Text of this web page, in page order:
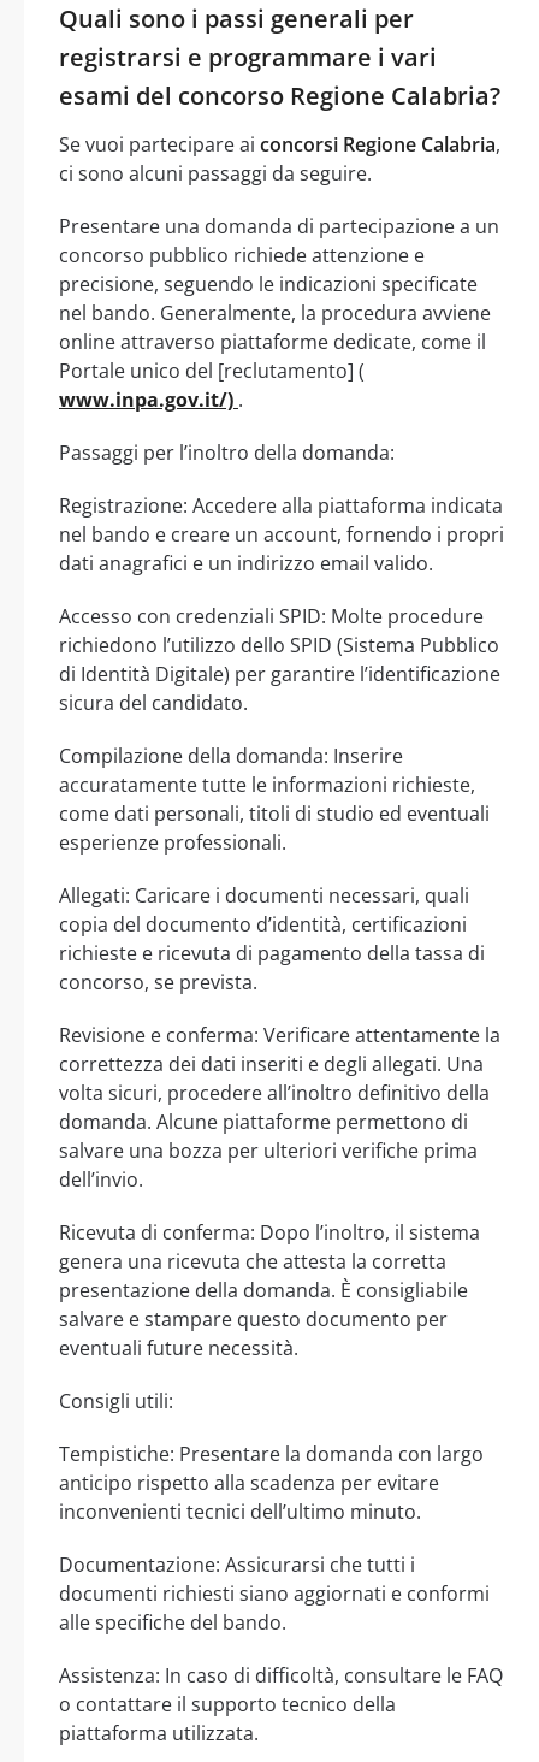
Quali sono i passi generali per
registrarsi e programmare i vari
esami del concorso Regione Calabria?
Se vuoi partecipare ai concorsi Regione Calabria,
ci sono alcuni passaggi da seguire.
Presentare una domanda di partecipazione a un
concorso pubblico richiede attenzione e
precisione, seguendo le indicazioni specificate
nel bando. Generalmente, la procedura avviene
online attraverso piattaforme dedicate, come il
Portale unico del [reclutamento] (
www.inpa.gov.it/) .
Passaggi per l’inoltro della domanda:
Registrazione: Accedere alla piattaforma indicata
nel bando e creare un account, fornendo i propri
dati anagrafici e un indirizzo email valido.
Accesso con credenziali SPID: Molte procedure
richiedono l’utilizzo dello SPID (Sistema Pubblico
di Identità Digitale) per garantire l’identificazione
sicura del candidato.
Compilazione della domanda: Inserire
accuratamente tutte le informazioni richieste,
come dati personali, titoli di studio ed eventuali
esperienze professionali.
Allegati: Caricare i documenti necessari, quali
copia del documento d’identità, certificazioni
richieste e ricevuta di pagamento della tassa di
concorso, se prevista.
Revisione e conferma: Verificare attentamente la
correttezza dei dati inseriti e degli allegati. Una
volta sicuri, procedere all’inoltro definitivo della
domanda. Alcune piattaforme permettono di
salvare una bozza per ulteriori verifiche prima
dell’invio.
Ricevuta di conferma: Dopo l’inoltro, il sistema
genera una ricevuta che attesta la corretta
presentazione della domanda. È consigliabile
salvare e stampare questo documento per
eventuali future necessità.
Consigli utili:
Tempistiche: Presentare la domanda con largo
anticipo rispetto alla scadenza per evitare
inconvenienti tecnici dell’ultimo minuto.
Documentazione: Assicurarsi che tutti i
documenti richiesti siano aggiornati e conformi
alle specifiche del bando.
Assistenza: In caso di difficoltà, consultare le FAQ
o contattare il supporto tecnico della
piattaforma utilizzata.